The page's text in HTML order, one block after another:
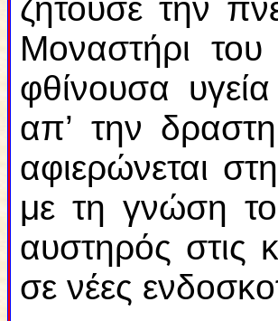
ζητούσε την
Μοναστήρι
φθίνουσα
απ’ την
αφιερώνεται
με τη γνώση
αυστηρός στις
σε νέες